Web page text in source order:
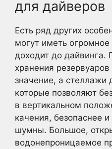
для дайверов
Есть ряд других
могут иметь
доходит до
хранения
значение, а стеллажи
которые позволяют
в вертикальном
качения, безопаснее
шумны. Большое,
водонепроницаемое